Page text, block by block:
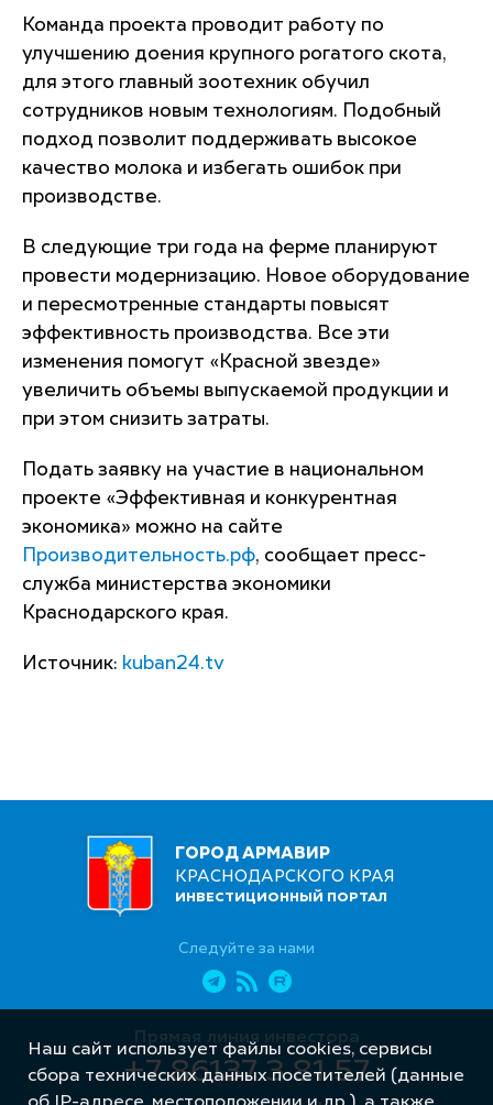
Команда проекта проводит работу по
улучшению доения крупного рогатого скота,
для этого главный зоотехник обучил
сотрудников новым технологиям. Подобный
подход позволит поддерживать высокое
качество молока и избегать ошибок при
производстве.
В следующие три года на ферме планируют
провести модернизацию. Новое оборудование
и пересмотренные стандарты повысят
эффективность производства. Все эти
изменения помогут «Красной звезде»
увеличить объемы выпускаемой продукции и
при этом снизить затраты.
Подать заявку на участие в национальном
проекте «Эффективная и конкурентная
экономика» можно на сайте
Производительность.рф, сообщает пресс-
служба министерства экономики
Краснодарского края.
Источник: kuban24.tv
ГОРОД АРМАВИР
КРАСНОДАРСКОГО КРАЯ
ИНВЕСТИЦИОННЫЙ ПОРТАЛ
Следуйте за нами
Прямая линия инвестора
+7 86137 3 81 57
Наш сайт использует файлы cookies, сервисы
сбора технических данных посетителей (данные